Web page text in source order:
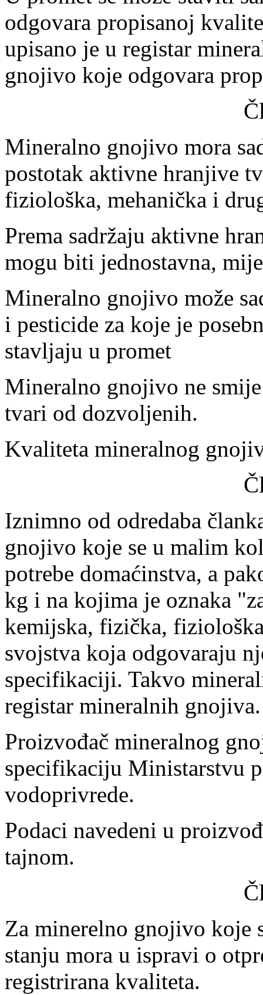
odgovara propisanoj
upisano je u registar
gnojivo koje odgovara
Mineralno gnojivo mora
postotak aktivne hranjive
fiziološka, mehanička i
Prema sadržaju aktivne
mogu biti jednostavna,
Mineralno gnojivo može
i pesticide za koje je
stavljaju u promet
Mineralno gnojivo ne
tvari od dozvoljenih.
Kvaliteta mineralnog
Iznimno od odredaba
gnojivo koje se u malim
potrebe domaćinstva, a
kg i na kojima je oznaka
kemijska, fizička,
svojstva koja odgovaraju
specifikaciji. Takvo
registar mineralnih gnojiva.
Proizvođač mineralnog
specifikaciju Ministarstvu
vodoprivrede.
Podaci navedeni u
tajnom.
Za minerelno gnojivo koje
stanju mora u ispravi o
registrirana kvaliteta.